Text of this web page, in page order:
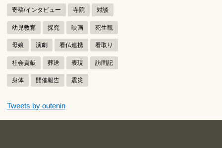
寄稿/インタビュー 寺院 対談
幼児教育 探究 映画 死生観
母娘 演劇 看仏連携 看取り
社会貢献 葬送 表現 訪問記
身体 開催報告 震災
つぶやきをスキップする
Tweets by outenin